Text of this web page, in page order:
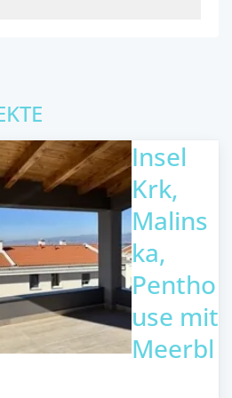
Insel
Krk,
Malins
ka,
Pentho
use mit
Meerbl